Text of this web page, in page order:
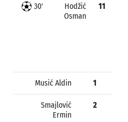
30'
Hodžić
Osman
11
Musić Aldin 1
Smajlović
Ermin
2